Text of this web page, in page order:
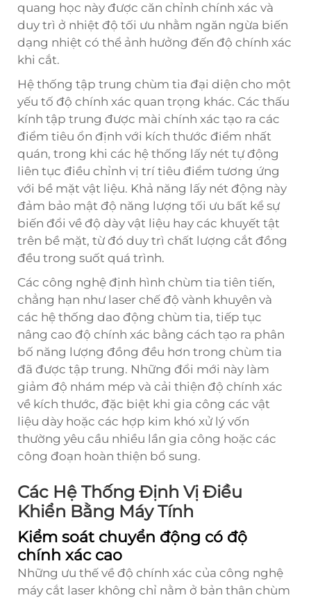
quang học này được căn chỉnh chính xác và
duy trì ở nhiệt độ tối ưu nhằm ngăn ngừa biến
dạng nhiệt có thể ảnh hưởng đến độ chính xác
khi cắt.
Hệ thống tập trung chùm tia đại diện cho một
yếu tố độ chính xác quan trọng khác. Các thấu
kính tập trung được mài chính xác tạo ra các
điểm tiêu ổn định với kích thước điểm nhất
quán, trong khi các hệ thống lấy nét tự động
liên tục điều chỉnh vị trí tiêu điểm tương ứng
với bề mặt vật liệu. Khả năng lấy nét động này
đảm bảo mật độ năng lượng tối ưu bất kể sự
biến đổi về độ dày vật liệu hay các khuyết tật
trên bề mặt, từ đó duy trì chất lượng cắt đồng
đều trong suốt quá trình.
Các công nghệ định hình chùm tia tiên tiến,
chẳng hạn như laser chế độ vành khuyên và
các hệ thống dao động chùm tia, tiếp tục
nâng cao độ chính xác bằng cách tạo ra phân
bố năng lượng đồng đều hơn trong chùm tia
đã được tập trung. Những đổi mới này làm
giảm độ nhám mép và cải thiện độ chính xác
về kích thước, đặc biệt khi gia công các vật
liệu dày hoặc các hợp kim khó xử lý vốn
thường yêu cầu nhiều lần gia công hoặc các
công đoạn hoàn thiện bổ sung.
Các Hệ Thống Định Vị Điều
Khiển Bằng Máy Tính
Kiểm soát chuyển động có độ
chính xác cao
Những ưu thế về độ chính xác của công nghệ
máy cắt laser không chỉ nằm ở bản thân chùm